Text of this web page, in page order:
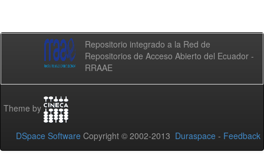
Repositorio integrado a la Red de
Repositorios de Acceso Abierto del Ecuador -
RRAAE
Theme by
DSpace Software Copyright © 2002-2013 Duraspace - Feedback